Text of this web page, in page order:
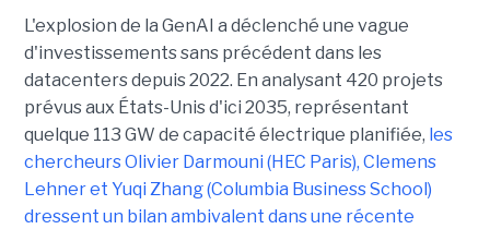
L'explosion de la GenAI a déclenché une vague
d'investissements sans précédent dans les
datacenters depuis 2022. En analysant 420 projets
prévus aux États-Unis d'ici 2035, représentant
quelque 113 GW de capacité électrique planifiée, les
chercheurs Olivier Darmouni (HEC Paris), Clemens
Lehner et Yuqi Zhang (Columbia Business School)
dressent un bilan ambivalent dans une récente